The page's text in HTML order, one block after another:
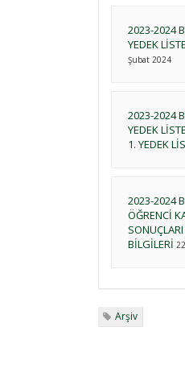
2023-2024
YEDEK
Şubat 2024
2023-2024
YEDEK
1. YEDEK
2023-2024
ÖĞRENCİ
BİLGİLERİ
Arşiv